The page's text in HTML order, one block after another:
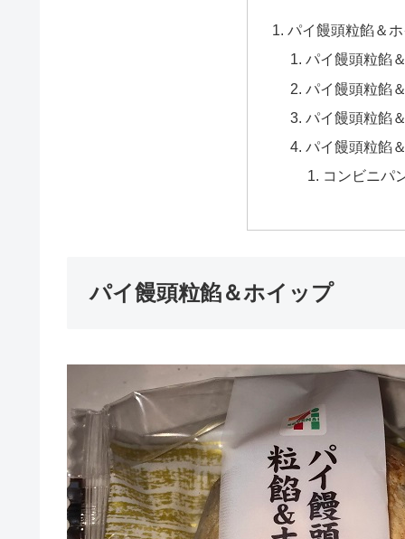
パイ饅頭粒餡＆
パイ饅頭粒餡
パイ饅頭粒餡
パイ饅頭粒餡
パイ饅頭粒餡
コンビニパ
パイ饅頭粒餡＆ホイップ